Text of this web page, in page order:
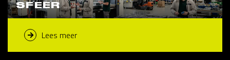
SFEER
Lees meer